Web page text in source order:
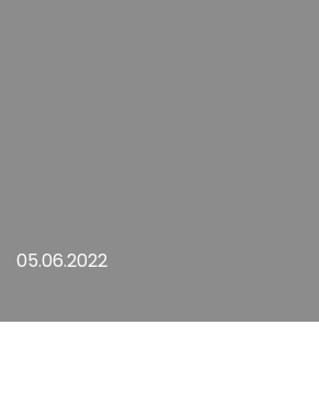
05.06.2022